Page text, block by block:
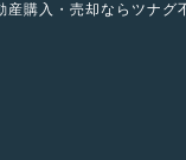
購入・売却ならツナグ